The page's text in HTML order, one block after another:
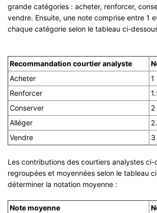
grande catégories : acheter, renforcer,
vendre. Ensuite, une note comprise entre 1
chaque catégorie selon le tableau ci-
Recommandation courtier analyste
Acheter
1
Renforcer
Conserver
2
Alléger
Vendre
3
Les contributions des courtiers analystes ci-
regroupées et moyennées selon le tableau
déterminer la notation moyenne :
Note moyenne